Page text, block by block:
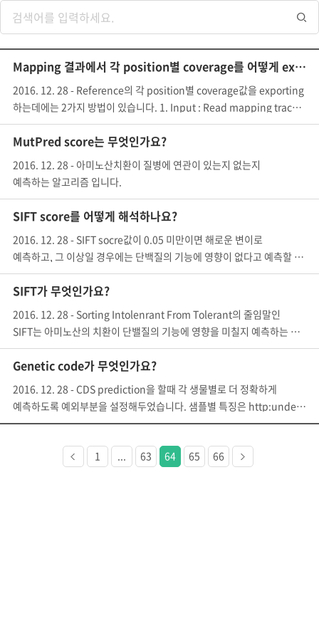
Mapping 결과에서 각 position별 coverage를 어떻게 export하나요?
2016. 12. 28 - Reference의 각 position별 coverage값을 exporting
하는데에는 2가지 방법이 있습니다. 1. Input : Read mapping tracks,
MutPred score는 무엇인가요?
2016. 12. 28 - 아미노산치환이 질병에 연관이 있는지 없는지
예측하는 알고리즘 입니다.
SIFT score를 어떻게 해석하나요?
2016. 12. 28 - SIFT socre값이 0.05 미만이면 해로운 변이로
예측하고, 그 이상일 경우에는 단백질의 기능에 영향이 없다고 예측할 수 있
SIFT가 무엇인가요?
2016. 12. 28 - Sorting Intolenrant From Tolerant의 줄임말인
SIFT는 아미노산의 치환이 단밸질의 기능에 영향을 미칠지 예측하는 알고
Genetic code가 무엇인가요?
2016. 12. 28 - CDS prediction을 할때 각 생물별로 더 정확하게
예측하도록 예외부분을 설정해두었습니다. 샘플별 특징은
이전
1 ... 63 64 65 66
다음